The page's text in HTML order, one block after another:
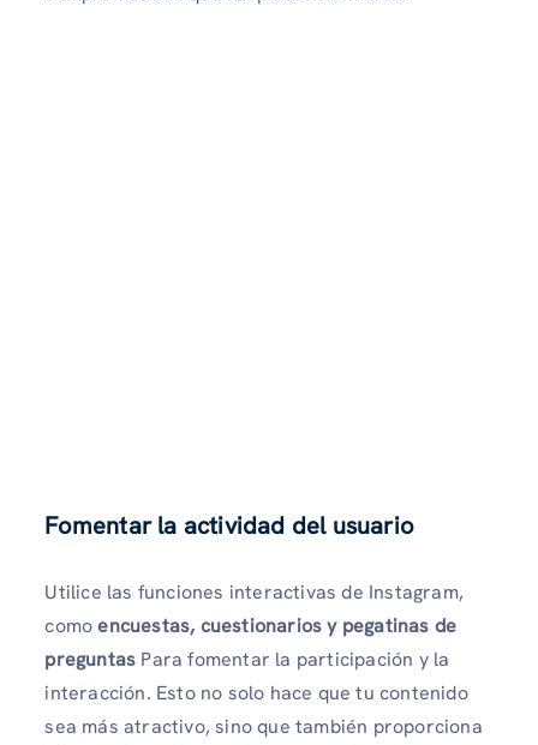
Fomentar la actividad del usuario
Utilice las funciones interactivas de Instagram,
comoencuestas, cuestionarios y pegatinas de
preguntas Para fomentar la participación y la
interacción. Esto no solo hace que tu contenido
sea más atractivo, sino que también proporciona